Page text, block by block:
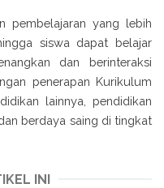
pembelajaran yang lebih
siswa dapat belajar
dan berinteraksi
penerapan Kurikulum
lainnya, pendidikan
berdaya saing di tingkat
INI